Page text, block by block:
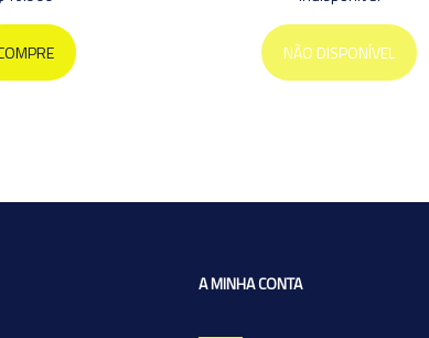
NÃO DISPONÍVEL
A MINHA CONTA